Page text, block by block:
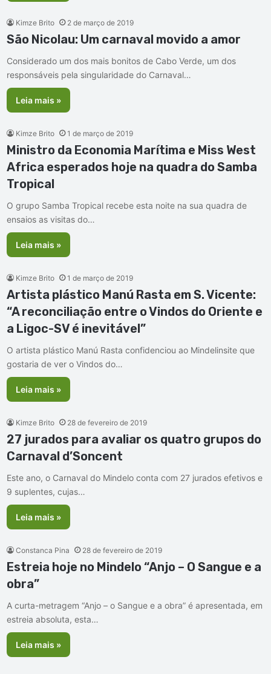
Kimze Brito 2 de março de 2019
São Nicolau: Um carnaval movido a amor
Considerado um dos mais bonitos de Cabo Verde, um dos
responsáveis pela singularidade do Carnaval…
Leia mais »
Kimze Brito 1 de março de 2019
Ministro da Economia Marítima e Miss West
Africa esperados hoje na quadra do Samba
Tropical
O grupo Samba Tropical recebe esta noite na sua quadra de
ensaios as visitas do…
Leia mais »
Kimze Brito 1 de março de 2019
Artista plástico Manú Rasta em S. Vicente:
“A reconciliação entre o Vindos do Oriente e
a Ligoc-SV é inevitável”
O artista plástico Manú Rasta confidenciou ao Mindelinsite que
gostaria de ver o Vindos do…
Leia mais »
Kimze Brito 28 de fevereiro de 2019
27 jurados para avaliar os quatro grupos do
Carnaval d’Soncent
Este ano, o Carnaval do Mindelo conta com 27 jurados efetivos e
9 suplentes, cujas…
Leia mais »
Constanca Pina 28 de fevereiro de 2019
Estreia hoje no Mindelo “Anjo – O Sangue e a
obra”
A curta-metragem “Anjo – o Sangue e a obra” é apresentada, em
estreia absoluta, esta…
Leia mais »